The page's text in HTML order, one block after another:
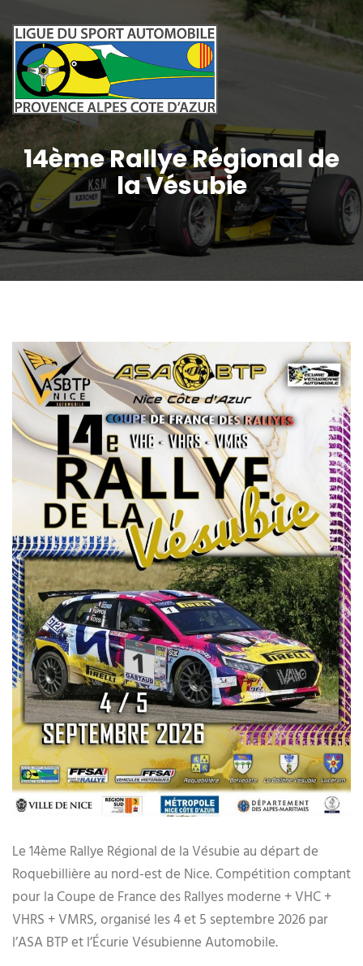
14ème Rallye Régional de
la Vésubie
Le 14ème Rallye Régional de la Vésubie au départ de
Roquebillière au nord-est de Nice. Compétition comptant
pour la Coupe de France des Rallyes moderne + VHC +
VHRS + VMRS, organisé les 4 et 5 septembre 2026 par
l’ASA BTP et l’Écurie Vésubienne Automobile.